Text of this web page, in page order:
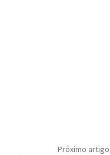
Próximo artigo